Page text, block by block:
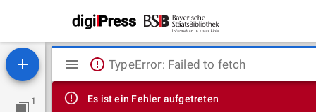
1
Mirador
Viewer
TypeError: Failed to fetch
Es ist ein Fehler aufgetreten